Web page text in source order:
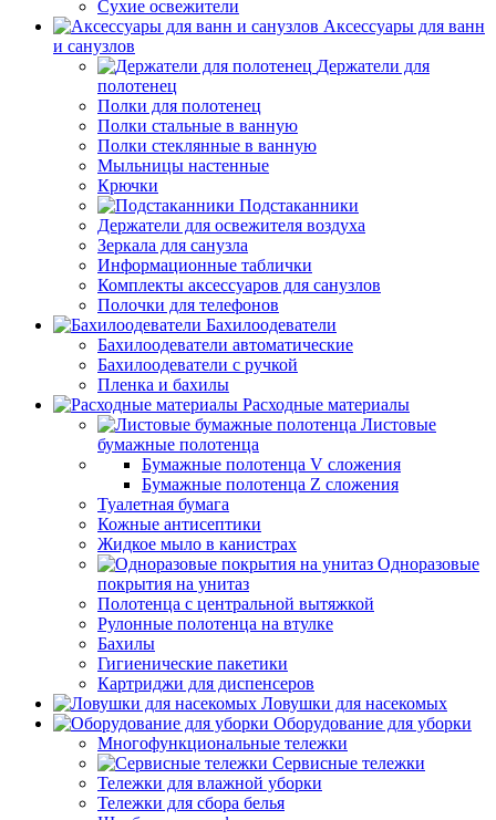
Сухие освежители
Аксессуары для ванн
и санузлов
Держатели для
полотенец
Полки для полотенец
Полки стальные в ванную
Полки стеклянные в ванную
Мыльницы настенные
Крючки
Подстаканники
Держатели для освежителя воздуха
Зеркала для санузла
Информационные таблички
Комплекты аксессуаров для санузлов
Полочки для телефонов
Бахилоодеватели
Бахилоодеватели автоматические
Бахилоодеватели с ручкой
Пленка и бахилы
Расходные материалы
Листовые
бумажные полотенца
Бумажные полотенца V сложения
Бумажные полотенца Z сложения
Туалетная бумага
Кожные антисептики
Жидкое мыло в канистрах
Одноразовые
покрытия на унитаз
Полотенца с центральной вытяжкой
Рулонные полотенца на втулке
Бахилы
Гигиенические пакетики
Картриджи для диспенсеров
Ловушки для насекомых
Оборудование для уборки
Многофункциональные тележки
Сервисные тележки
Тележки для влажной уборки
Тележки для сбора белья